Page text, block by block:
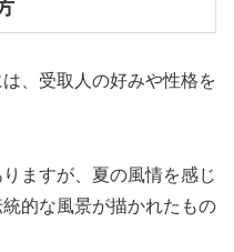
、受取人の好みや性格を
ますが、夏の風情を感じ
的な風景が描かれたもの